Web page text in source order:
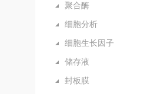
聚合酶
细胞分析
细胞生长因子
储存液
封板膜